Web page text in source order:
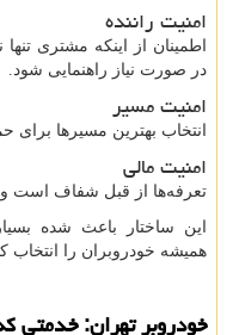
امنیت راننده
اطمینان از اینکه مشتری
در صورت نیاز راهنمایی شود.
امنیت مسیر
انتخاب بهترین مسیرها برای
امنیت مالی
تعرفه‌ها از قبل شفاف است و
این ساختار باعث شده
همیشه خودروبران را انتخاب
خودروبر تهران: خدمتی